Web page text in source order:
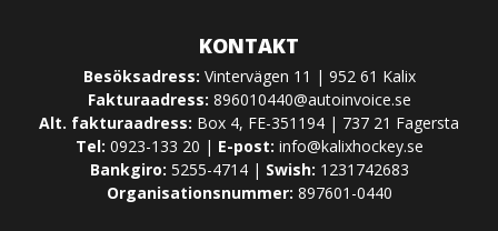
KONTAKT
Besöksadress: Vintervägen 11 | 952 61 Kalix
Fakturaadress: 896010440@autoinvoice.se
Alt. fakturaadress: Box 4, FE-351194 | 737 21 Fagersta
Tel: 0923-133 20 | E-post: info@kalixhockey.se
Bankgiro: 5255-4714 | Swish: 1231742683
Organisationsnummer: 897601-0440